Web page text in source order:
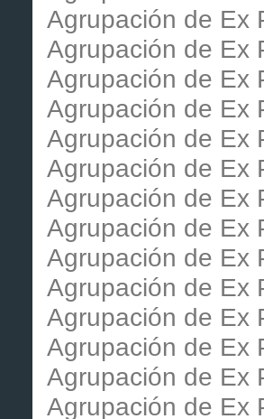
Agrupación de Ex
Agrupación de Ex
Agrupación de Ex
Agrupación de Ex
Agrupación de Ex
Agrupación de Ex
Agrupación de Ex
Agrupación de Ex
Agrupación de Ex
Agrupación de Ex
Agrupación de Ex
Agrupación de Ex
Agrupación de Ex
Agrupación de Ex